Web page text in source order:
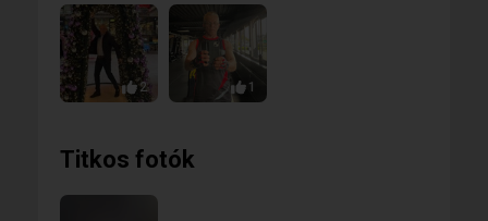
2 1
Titkos fotók